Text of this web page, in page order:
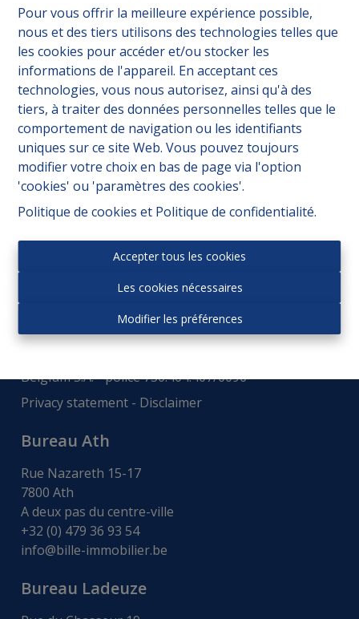
Pour vous offrir la meilleure expérience possible,
nous et des tiers utilisons des technologies telles que
les cookies pour accéder et/ou stocker les
informations de l'appareil. En acceptant ces
technologies, vous nous autorisez, ainsi qu'à des
tiers, à traiter des données personnelles telles que le
comportement de navigation ou les identifiants
uniques sur ce site Web. Vous pouvez toujours
modifier votre choix en bas de page via l'option
'cookies' ou 'paramètres des cookies'.
Politique de cookies et Politique de confidentialité.
Accepter tous les cookies
Les cookies nécessaires
Modifier les préférences
À acheter À Louer
Autorité de surveillance:
du Luxembourg 16b - 1000 Bruxelles -
Code déontologie.
Belgium S.A. - police 730.404.407/0096
Privacy statement - Disclaimer
Bureau Ath
Rue Nazareth 15-17
7800 Ath
A deux pas du centre-ville
+32 (0) 479 36 93 54
info@bille-immobilier.be
Bureau Ladeuze